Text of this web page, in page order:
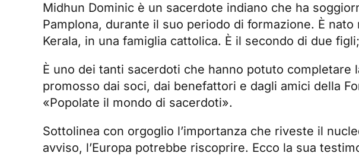
Midhun Dominic è un sacerdote indiano che ha
Pamplona, durante il suo periodo di formazione. È
Kerala, in una famiglia cattolica. È il secondo di due
È uno dei tanti sacerdoti che hanno potuto
promosso dai soci, dai benefattori e dagli amici della
«Popolate il mondo di sacerdoti».
Sottolinea con orgoglio l’importanza che riveste il
avviso, l’Europa potrebbe riscoprire. Ecco la sua